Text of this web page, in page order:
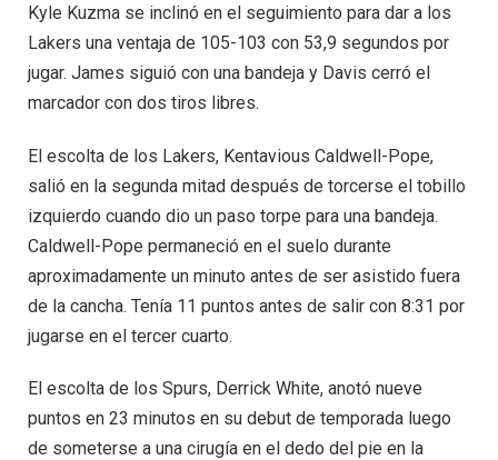
Kyle Kuzma se inclinó en el seguimiento para dar a los
Lakers una ventaja de 105-103 con 53,9 segundos por
jugar. James siguió con una bandeja y Davis cerró el
marcador con dos tiros libres.
El escolta de los Lakers, Kentavious Caldwell-Pope,
salió en la segunda mitad después de torcerse el tobillo
izquierdo cuando dio un paso torpe para una bandeja.
Caldwell-Pope permaneció en el suelo durante
aproximadamente un minuto antes de ser asistido fuera
de la cancha. Tenía 11 puntos antes de salir con 8:31 por
jugarse en el tercer cuarto.
El escolta de los Spurs, Derrick White, anotó nueve
puntos en 23 minutos en su debut de temporada luego
de someterse a una cirugía en el dedo del pie en la